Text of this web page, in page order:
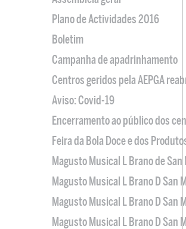
Plano de Actividades 2016
Boletim
Campanha de apadrinhamento
Centros geridos pela AEPGA
Aviso: Covid-19
Encerramento ao público dos
Feira da Bola Doce e dos
Magusto Musical L Brano de
Magusto Musical L Brano D San
Magusto Musical L Brano D San
Magusto Musical L Brano D San